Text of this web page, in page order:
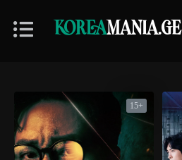
KOREAMANIA.GE
15+